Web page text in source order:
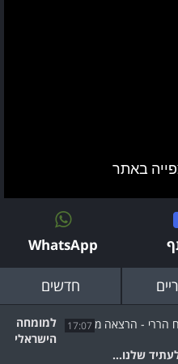
WhatsApp
חדשים
17:07
למומחה
הישראלי
שלנו...